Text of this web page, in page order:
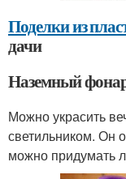
Поделки из
дачи
Наземный
Можно украсить
светильником. Он
можно придумать